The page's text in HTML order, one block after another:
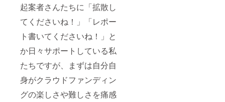
起案者さんたちに「拡散し
てくださいね！」「レポー
ト書いてくださいね！」と
か日々サポートしている私
たちですが、まずは自分自
身がクラウドファンディン
グの楽しさや難しさを痛感